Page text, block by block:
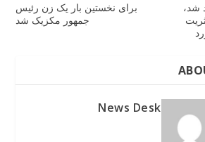
برای نخستین بار یک زن رئیس
جمهور مکزیک شد
شد،
News Desk